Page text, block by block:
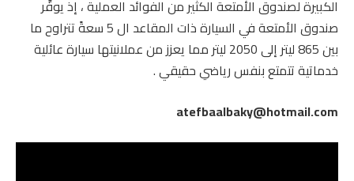
الكبيرة لصندوق الأمتعة الكثير من الفوائد العملية ، إذ يوفِّر
صندوق الأمتعة في السيارة ذات المقاعد ال 5 سعةً تتراوح ما
بين 865 ليتر إلى 2050 ليتر مما يعزز من عملانيتها سيارة عائلية
خدماتية تتمتع بنفس رياضي حقيقي .
atefbaalbaky@hotmail.com